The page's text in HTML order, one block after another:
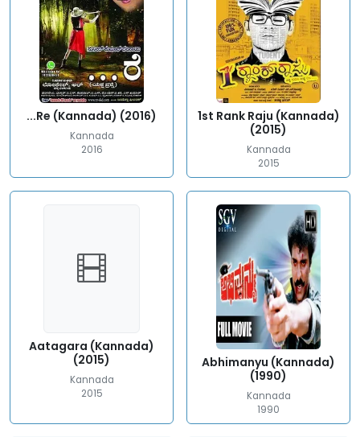
...Re (Kannada) (2016)
Kannada
2016
1st Rank Raju (Kannada)
(2015)
Kannada
2015
Aatagara (Kannada)
(2015)
Kannada
2015
Abhimanyu (Kannada)
(1990)
Kannada
1990